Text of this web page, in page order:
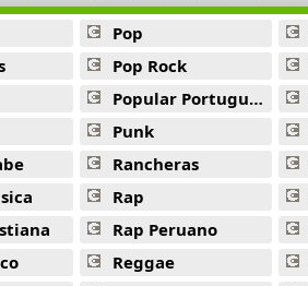
Pop
Pop Rock
Popular Portuguesa
Punk
Rancheras
Rap
Rap Peruano
Reggae